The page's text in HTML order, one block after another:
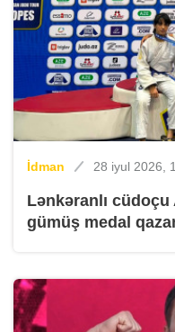
İdman 28 iyul 2026,
Lənkəranlı
gümüş medal